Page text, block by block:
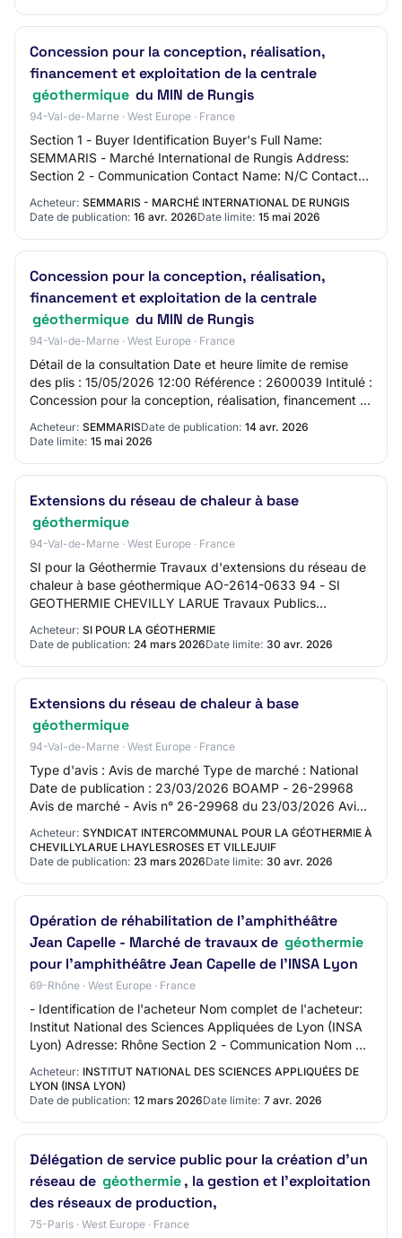
Concession pour la conception, réalisation,
financement et exploitation de la centrale
géothermique du MIN de Rungis
94-Val-de-Marne · West Europe · France
Section 1 - Buyer Identification Buyer's Full Name:
SEMMARIS - Marché International de Rungis Address:
Section 2 - Communication Contact Name: N/C Contact
Email Address: N/C Contact Phone Number: N/C…
Acheteur: SEMMARIS - MARCHÉ INTERNATIONAL DE RUNGIS
Date de publication: 16 avr. 2026Date limite: 15 mai 2026
Concession pour la conception, réalisation,
financement et exploitation de la centrale
géothermique du MIN de Rungis
94-Val-de-Marne · West Europe · France
Détail de la consultation Date et heure limite de remise
des plis : 15/05/2026 12:00 Référence : 2600039 Intitulé :
Concession pour la conception, réalisation, financement et
Acheteur: SEMMARISDate de publication: 14 avr. 2026
Date limite: 15 mai 2026
Extensions du réseau de chaleur à base
géothermique
94-Val-de-Marne · West Europe · France
SI pour la Géothermie Travaux d'extensions du réseau de
chaleur à base géothermique AO-2614-0633 94 - SI
GEOTHERMIE CHEVILLY LARUE Travaux Publics
Procédure adaptée Mise en ligne : 24/03/2026 Limite…
Acheteur: SI POUR LA GÉOTHERMIE
Date de publication: 24 mars 2026Date limite: 30 avr. 2026
Extensions du réseau de chaleur à base
géothermique
94-Val-de-Marne · West Europe · France
Type d'avis : Avis de marché Type de marché : National
Date de publication : 23/03/2026 BOAMP - 26-29968
Avis de marché - Avis n° 26-29968 du 23/03/2026 Avis
Acheteur: SYNDICAT INTERCOMMUNAL POUR LA GÉOTHERMIE À
CHEVILLYLARUE LHAYLESROSES ET VILLEJUIF
Date de publication: 23 mars 2026Date limite: 30 avr. 2026
Opération de réhabilitation de l'amphithéâtre
Jean Capelle - Marché de travaux de géothermie
pour l'amphithéâtre Jean Capelle de l'INSA Lyon
69-Rhône · West Europe · France
- Identification de l'acheteur Nom complet de l'acheteur:
Institut National des Sciences Appliquées de Lyon (INSA
Lyon) Adresse: Rhône Section 2 - Communication Nom du
Acheteur: INSTITUT NATIONAL DES SCIENCES APPLIQUÉES DE
LYON (INSA LYON)
Date de publication: 12 mars 2026Date limite: 7 avr. 2026
Délégation de service public pour la création d’un
réseau de géothermie, la gestion et l’exploitation
des réseaux de production,
75-Paris · West Europe · France